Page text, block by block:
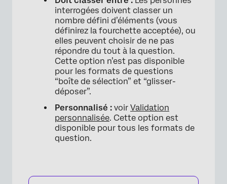
interrogées doivent classer un
nombre défini d’éléments (vous
définirez la fourchette acceptée), ou
elles peuvent choisir de ne pas
répondre du tout à la question.
Cette option n’est pas disponible
pour les formats de questions
“boîte de sélection” et “glisser-
déposer”.
Personnalisé : voir Validation
personnalisée. Cette option est
disponible pour tous les formats de
question.